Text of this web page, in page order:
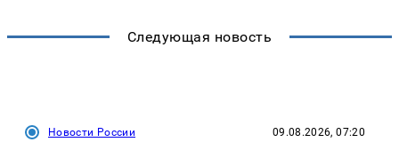
Следующая новость
Новости России 09.08.2026, 07:20